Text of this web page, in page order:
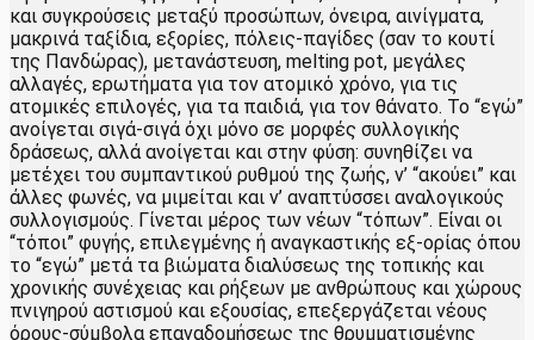
και συγκρούσεις μεταξύ προσώπων, όνειρα, αινίγματα,
μακρινά ταξίδια, εξορίες, πόλεις-παγίδες (σαν το κουτί
της Πανδώρας), μετανάστευση, melting pot, μεγάλες
αλλαγές, ερωτήματα για τον ατομικό χρόνο, για τις
ατομικές επιλογές, για τα παιδιά, για τον θάνατο. Το “εγώ”
ανοίγεται σιγά-σιγά όχι μόνο σε μορφές συλλογικής
δράσεως, αλλά ανοίγεται και στην φύση: συνηθίζει να
μετέχει του συμπαντικού ρυθμού της ζωής, ν’ “ακούει” και
άλλες φωνές, να μιμείται και ν’ αναπτύσσει αναλογικούς
συλλογισμούς. Γίνεται μέρος των νέων “τόπων”. Είναι οι
“τόποι” φυγής, επιλεγμένης ή αναγκαστικής εξ-ορίας όπου
το “εγώ” μετά τα βιώματα διαλύσεως της τοπικής και
χρονικής συνέχειας και ρήξεων με ανθρώπους και χώρους
πνιγηρού αστισμού και εξουσίας, επεξεργάζεται νέους
όρους-σύμβολα επαναδομήσεως της θρυμματισμένης